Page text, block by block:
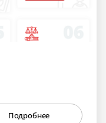
Подробнее